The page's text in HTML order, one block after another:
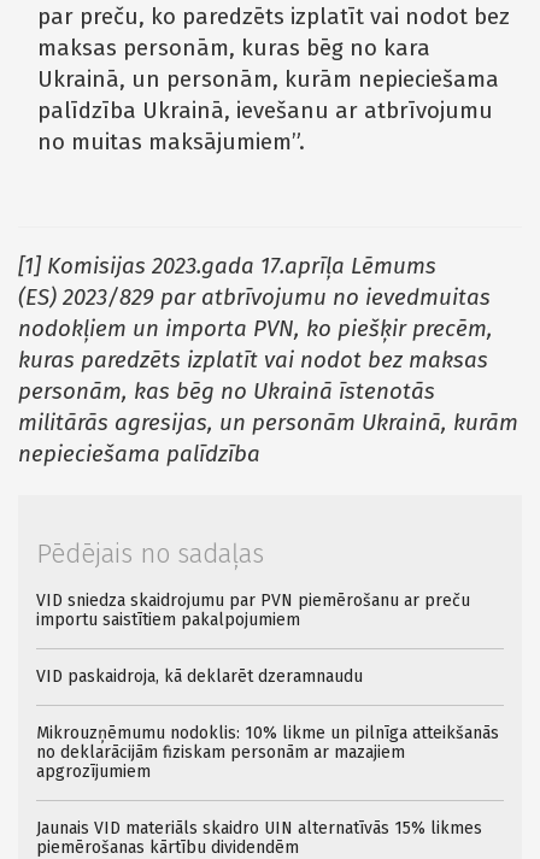
par preču, ko paredzēts izplatīt vai nodot bez
maksas personām, kuras bēg no kara
Ukrainā, un personām, kurām nepieciešama
palīdzība Ukrainā, ievešanu ar atbrīvojumu
no muitas maksājumiem”.
[1] Komisijas 2023.gada 17.aprīļa Lēmums
(ES) 2023/829 par atbrīvojumu no ievedmuitas
nodokļiem un importa PVN, ko piešķir precēm,
kuras paredzēts izplatīt vai nodot bez maksas
personām, kas bēg no Ukrainā īstenotās
militārās agresijas, un personām Ukrainā, kurām
nepieciešama palīdzība
Pēdējais no sadaļas
VID sniedza skaidrojumu par PVN piemērošanu ar preču
importu saistītiem pakalpojumiem
VID paskaidroja, kā deklarēt dzeramnaudu
Mikrouzņēmumu nodoklis: 10% likme un pilnīga atteikšanās
no deklarācijām fiziskam personām ar mazajiem
apgrozījumiem
Jaunais VID materiāls skaidro UIN alternatīvās 15% likmes
piemērošanas kārtību dividendēm